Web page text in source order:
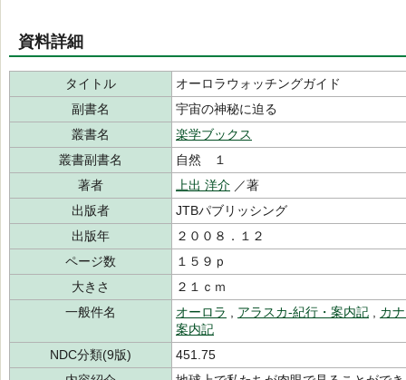
資料詳細
タイトル
オーロラウォッチングガイド
副書名
宇宙の神秘に迫る
叢書名
楽学ブックス
叢書副書名
自然 １
著者
上出 洋介 ／著
出版者
JTBパブリッシング
出版年
２００８．１２
ページ数
１５９ｐ
大きさ
２１ｃｍ
一般件名
オーロラ アラスカ-紀行・案内記
カ
案内記
NDC分類(9版)
451.75